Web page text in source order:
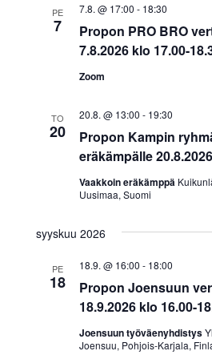
PE
7
Propon PRO BRO
7.8.2026 klo 17.00-
7.8. @ 17:00 - 18:30
Zoom
TO
20
Propon Kampin
eräkämpälle
20.8. @ 13:00 - 19:30
Vaakkoin eräkämppä
Uusimaa, Suomi
syyskuu 2026
PE
18
Propon Joensuun
18.9.2026 klo 16.00-
18.9. @ 16:00 - 18:00
Joensuun työväenyhdistys
Joensuu, Pohjois-Karjala,